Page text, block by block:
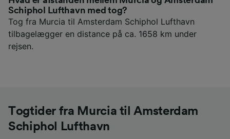
Schiphol Lufthavn med tog?
Tog fra Murcia til Amsterdam Schiphol Lufthavn
tilbagelægger en distance på ca. 1658 km under
rejsen.
Togtider fra Murcia til Amsterdam
Schiphol Lufthavn